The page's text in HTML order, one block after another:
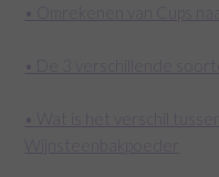
• Omrekenen van Cups
• De 3 verschillende
• Wat is het verschil